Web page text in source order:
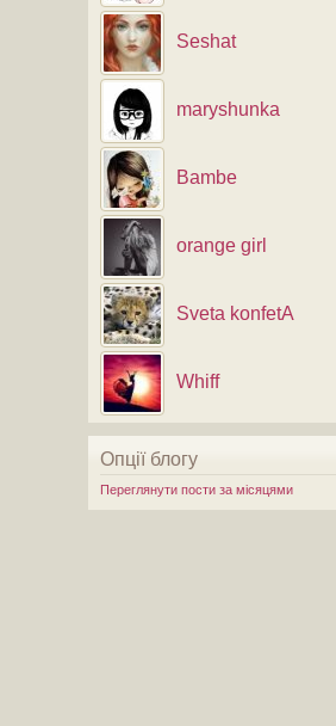
Seshat
maryshunka
Bambe
orange girl
Sveta konfetA
Whiff
Опції блогу
Переглянути пости за місяцями